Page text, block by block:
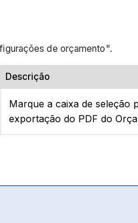
de orçamento".
Descrição
Marque a caixa de seleção
exportação do PDF do